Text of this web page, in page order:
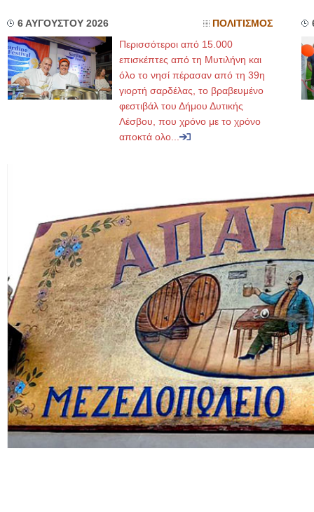
6 ΑΥΓΟΥΣΤΟΥ 2026 ΠΟΛΙΤΙΣΜΟΣ
Περισσότεροι από 15.000
επισκέπτες από τη Μυτιλήνη και
όλο το νησί πέρασαν από τη 39η
γιορτή σαρδέλας, το βραβευμένο
φεστιβάλ του Δήμου Δυτικής
Λέσβου, που χρόνο με το χρόνο
αποκτά ολο...